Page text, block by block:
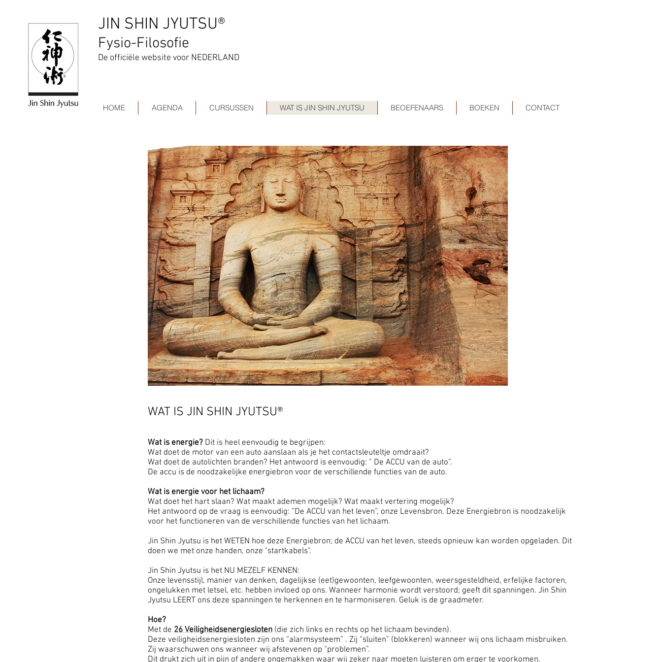
JIN SHIN JYUTSU®
Fysio-Filosofie
De officiële website voor NEDERLAND
HOME AGENDA CURSUSSEN WAT IS JIN SHIN JYUTSU BEOEFENAARS BOEKEN CONTACT
WAT IS JIN SHIN JYUTSU®
Wat is energie? Dit is heel eenvoudig te begrijpen:
Wat doet de motor van een auto aanslaan als je het contactsleuteltje omdraait?
Wat doet de autolichten branden? Het antwoord is eenvoudig: ” De ACCU van de auto”.
De accu is de noodzakelijke energiebron voor de verschillende functies van de auto.
Wat is energie voor het lichaam?
Wat doet het hart slaan? Wat maakt ademen mogelijk? Wat maakt vertering mogelijk?
Het antwoord op de vraag is eenvoudig: ”De ACCU van het leven”, onze Levensbron. Deze Energiebron is noodzakelijk
voor het functioneren van de verschillende functies van het lichaam.
Jin Shin Jyutsu is het WETEN hoe deze Energiebron; de ACCU van het leven, steeds opnieuw kan worden opgeladen. Dit
doen we met onze handen, onze "startkabels".
Jin Shin Jyutsu is het NU MEZELF KENNEN:
Onze levensstijl, manier van denken, dagelijkse (eet)gewoonten, leefgewoonten, weersgesteldheid, erfelijke factoren,
ongelukken met letsel, etc. hebben invloed op ons. Wanneer harmonie wordt verstoord; geeft dit spanningen. Jin Shin
Jyutsu LEERT ons deze spanningen te herkennen en te harmoniseren. Geluk is de graadmeter.
Hoe?
Met de 26 Veiligheidsenergiesloten (die zich links en rechts op het lichaam bevinden).
Deze veiligheidsenergiesloten zijn ons “alarmsysteem” . Zij “sluiten” (blokkeren) wanneer wij ons lichaam misbruiken.
Zij waarschuwen ons wanneer wij afstevenen op “problemen”.
Dit drukt zich uit in pijn of andere ongemakken waar wij zeker naar moeten luisteren om erger te voorkomen.